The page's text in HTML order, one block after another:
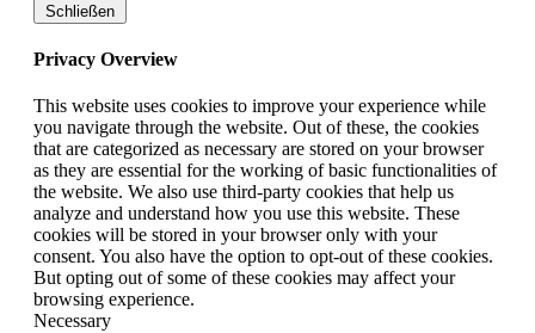
Schließen
Privacy Overview
This website uses cookies to improve your experience while
you navigate through the website. Out of these, the cookies
that are categorized as necessary are stored on your browser
as they are essential for the working of basic functionalities of
the website. We also use third-party cookies that help us
analyze and understand how you use this website. These
cookies will be stored in your browser only with your
consent. You also have the option to opt-out of these cookies.
But opting out of some of these cookies may affect your
browsing experience.
Necessary